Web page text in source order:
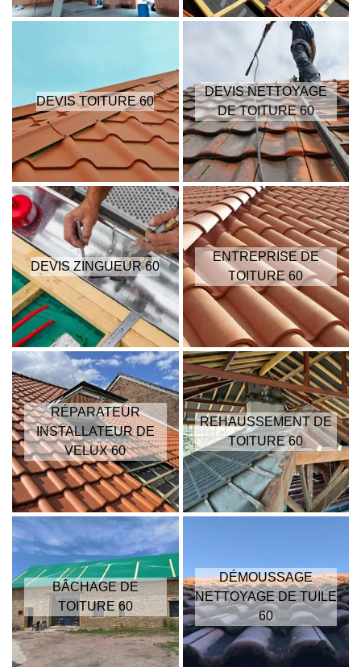
DEVIS TOITURE 60
DEVIS NETTOYAGE
DE TOITURE 60
DEVIS ZINGUEUR 60
ENTREPRISE DE
TOITURE 60
RÉPARATEUR
INSTALLATEUR DE
VELUX 60
REHAUSSEMENT DE
TOITURE 60
BÂCHAGE DE
TOITURE 60
DÉMOUSSAGE
NETTOYAGE DE TUILE
60